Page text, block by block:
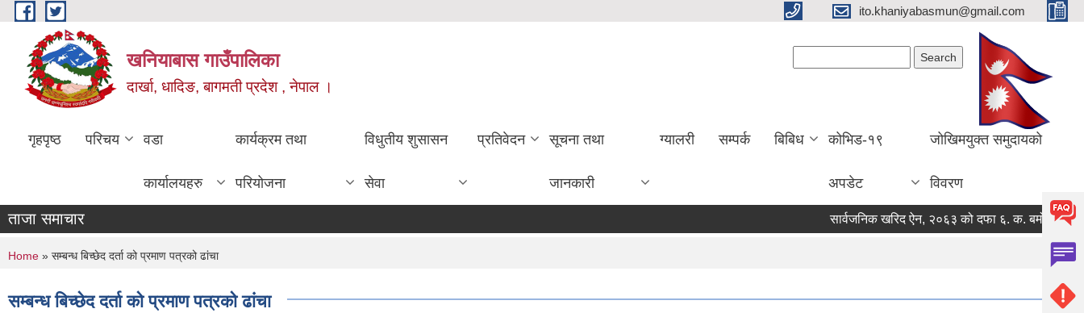
Skip to main content ito.khaniyabasmun@gmail.com
खनियाबास गाउँपालिका
दार्खा, धादिङ, बागमती प्रदेश , नेपाल ।
गृहपृष्ठ परिचय वडा
कार्यालयहरु
कार्यक्रम तथा
परियोजना
विधुतीय शुसासन
सेवा
प्रतिवेदन सूचना तथा
जानकारी
ग्यालरी सम्पर्क बिबिध कोभिड-१९
अपडेट
जोखिमयुक्त समुदायको
विवरण
ताजा समाचार सार्वजनिक खरिद ऐन, २०६३ को दफा ६. क. बमोजिमको
You are here
Home » सम्बन्ध बिच्छेद दर्ता को प्रमाण पत्रको ढांचा
सम्बन्ध बिच्छेद दर्ता को प्रमाण पत्रको ढांचा